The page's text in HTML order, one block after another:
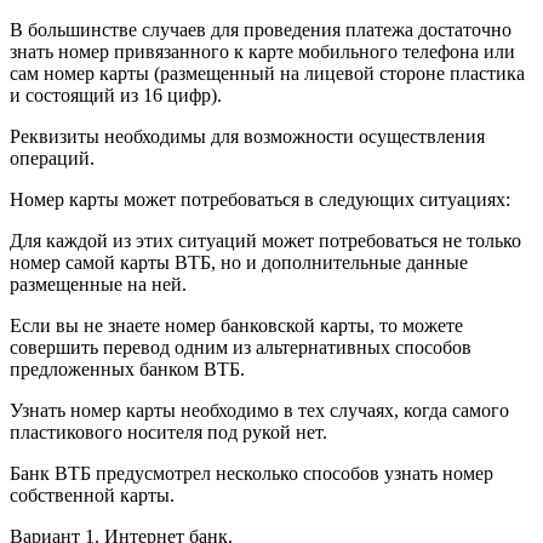
В большинстве случаев для проведения платежа достаточно
знать номер привязанного к карте мобильного телефона или
сам номер карты (размещенный на лицевой стороне пластика
и состоящий из 16 цифр).
Реквизиты необходимы для возможности осуществления
операций.
Номер карты может потребоваться в следующих ситуациях:
Для каждой из этих ситуаций может потребоваться не только
номер самой карты ВТБ, но и дополнительные данные
размещенные на ней.
Если вы не знаете номер банковской карты, то можете
совершить перевод одним из альтернативных способов
предложенных банком ВТБ.
Узнать номер карты необходимо в тех случаях, когда самого
пластикового носителя под рукой нет.
Банк ВТБ предусмотрел несколько способов узнать номер
собственной карты.
Вариант 1. Интернет банк.